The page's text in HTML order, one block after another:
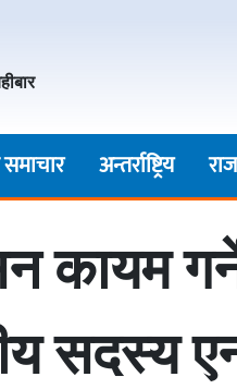
अन्तर्राष्ट्रिय
कायम
सदस्य